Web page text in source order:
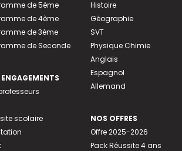
de 5ème
de 4ème
de 3ème
de Seconde
scolaire
Histoire
Géographie
SVT
Physique Chimie
Anglais
Espagnol
Allemand
NOS OFFRES
Offre 2025-2026
Pack Réussite 4 ans